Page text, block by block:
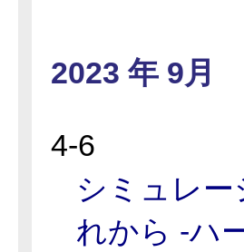
2023 年 9月
4-6
シミュレ
れから -ハ